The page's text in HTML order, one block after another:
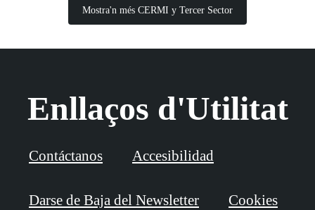
Mostra'n més CERMI y Tercer Sector
Enllaços d'Utilitat
Contáctanos Accesibilidad
Darse de Baja del Newsletter Cookies